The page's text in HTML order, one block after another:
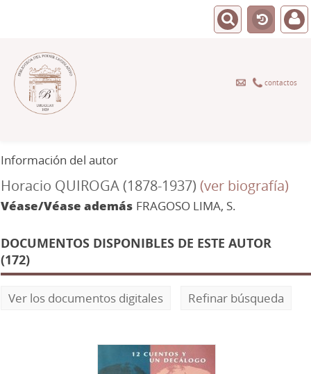
contactos
Información del autor
Horacio QUIROGA (1878-1937) (ver biografía)
Véase/Véase además FRAGOSO LIMA, S.
DOCUMENTOS DISPONIBLES DE ESTE AUTOR
(172)
Ver los documentos digitales Refinar búsqueda